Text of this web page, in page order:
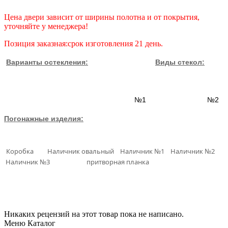
Цена двери зависит от ширины полотна и от покрытия,
уточняйте у менеджера!
Позиция заказная:срок изготовления 21 день.
Варианты остекления: Виды стекол:
№1 №2
Погонажные изделия:
Коробка Наличник овальный Наличник №1 Наличник №2
Наличник №3 притворная планка
Никаких рецензий на этот товар пока не написано.
Меню Каталог